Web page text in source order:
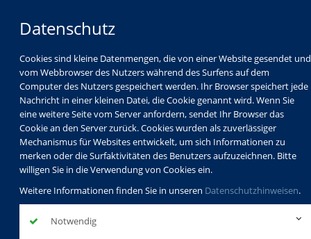
Datenschutz
Cookies sind kleine Datenmengen, die von einer Website gesendet und
vom Webbrowser des Nutzers während des Surfens auf dem
Computer des Nutzers gespeichert werden. Ihr Browser speichert jede
Nachricht in einer kleinen Datei, die Cookie genannt wird. Wenn Sie
eine weitere Seite vom Server anfordern, sendet Ihr Browser das
Cookie an den Server zurück. Cookies wurden als zuverlässiger
Mechanismus für Websites entwickelt, um sich Informationen zu
merken oder die Surfaktivitäten des Benutzers aufzuzeichnen. Bitte
willigen Sie in die Verwendung von Cookies ein.
Weitere Informationen finden Sie in unseren Datenschutzhinweisen.
Notwendig
Programm
Schulabschlüsse
Schulkindbetreuung
Service